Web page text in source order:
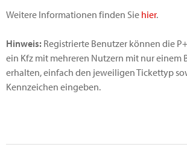
Weitere Informationen finden Sie hier.
Hinweis: Registrierte Benutzer können die
ein Kfz mit mehreren Nutzern mit nur einem
erhalten, einfach den jeweiligen Tickettyp
Kennzeichen eingeben.